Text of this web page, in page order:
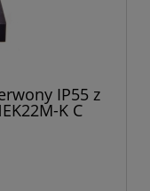
IP55 z
K C